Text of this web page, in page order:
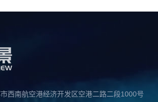
西南航空港经济开发区空港二路二段1000号